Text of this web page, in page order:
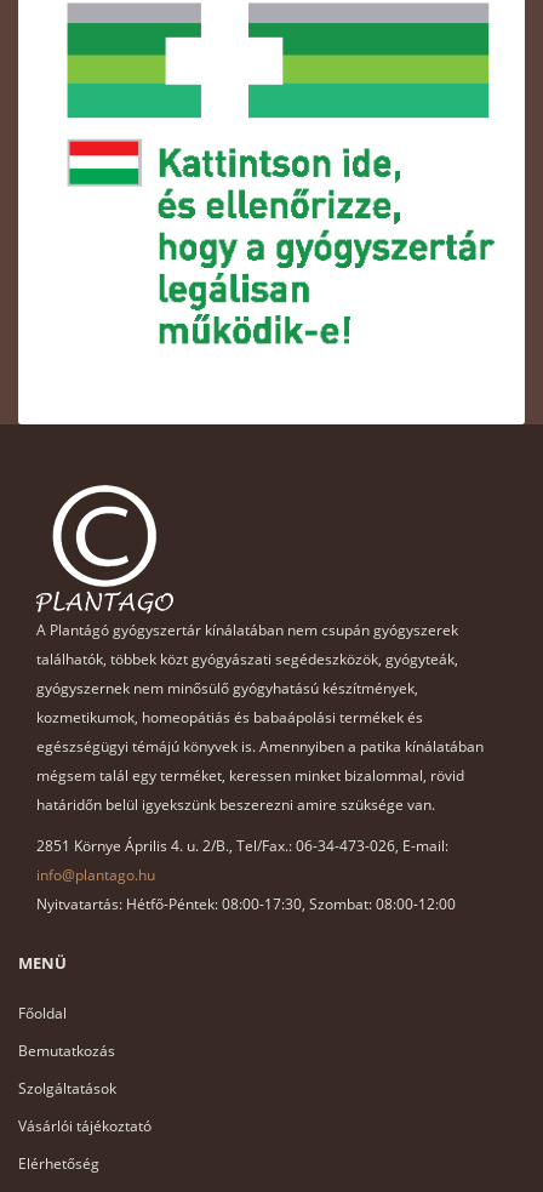
A Plantágó gyógyszertár kínálatában nem csupán gyógyszerek
találhatók, többek közt gyógyászati segédeszközök, gyógyteák,
gyógyszernek nem minősülő gyógyhatású készítmények,
kozmetikumok, homeopátiás és babaápolási termékek és
egészségügyi témájú könyvek is. Amennyiben a patika kínálatában
mégsem talál egy terméket, keressen minket bizalommal, rövid
határidőn belül igyekszünk beszerezni amire szüksége van.
2851 Környe Április 4. u. 2/B., Tel/Fax.: 06-34-473-026, E-mail:
info@plantago.hu
Nyitvatartás: Hétfő-Péntek: 08:00-17:30, Szombat: 08:00-12:00
MENÜ
Főoldal
Bemutatkozás
Szolgáltatások
Vásárlói tájékoztató
Elérhetőség